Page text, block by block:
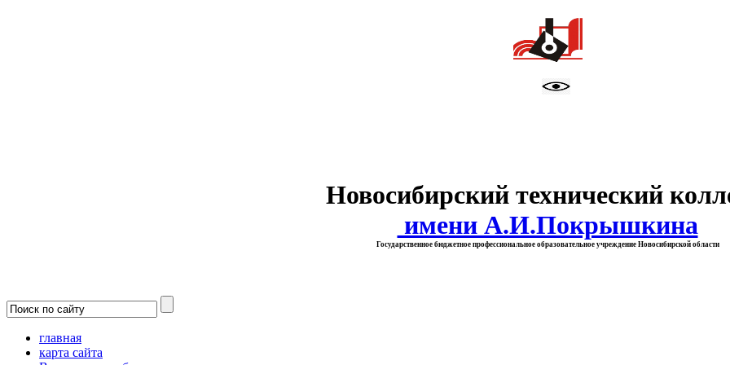
Новосибирский технический
имени А.И.Покрышкина
Государственное бюджетное профессиональное образовательное учреждение Новосибирской области
главная
карта сайта